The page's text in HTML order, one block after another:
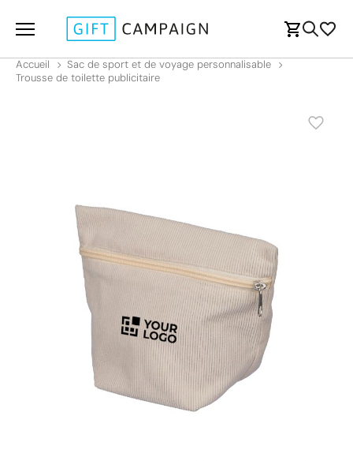
Accueil
Sac de sport et de voyage personnalisable
Trousse de toilette publicitaire